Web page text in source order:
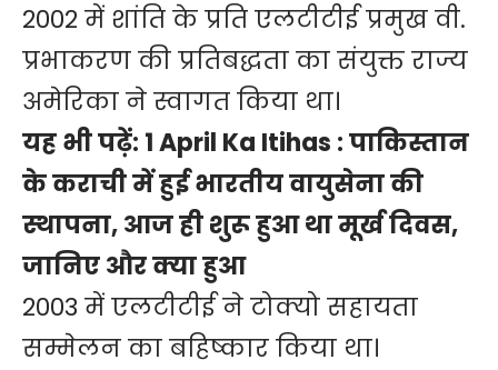
2002 में शांति के प्रति एलटीटीई प्रमुख वी.
प्रभाकरण की प्रतिबद्धता का संयुक्त राज्य
अमेरिका ने स्वागत किया था।
यह भी पढ़ें: 1 April Ka Itihas : पाकिस्तान
के कराची में हुई भारतीय वायुसेना की
स्थापना, आज ही शुरू हुआ था मूर्ख दिवस,
जानिए और क्या हुआ
2003 में एलटीटीई ने टोक्यो सहायता
सम्मेलन का बहिष्कार किया था।